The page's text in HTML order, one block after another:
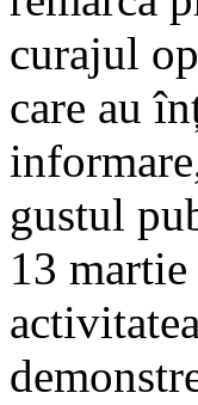
curajul
care au
gustul
13